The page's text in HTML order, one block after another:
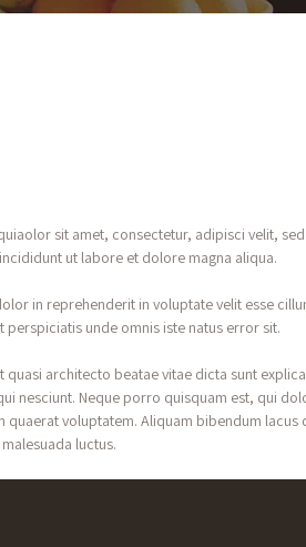
sit amet, consectetur, adipisci velit,
ut labore et dolore magna aliqua.
in reprehenderit in voluptate velit esse
unde omnis iste natus error sit.
architecto beatae vitae dicta sunt
nesciunt. Neque porro quisquam est, qui
voluptatem. Aliquam bibendum lacus
luctus.